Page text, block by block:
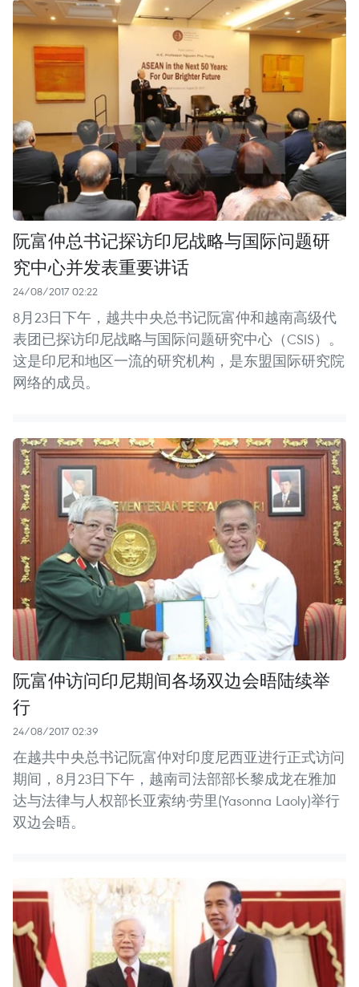
阮富仲总书记探访印尼战略与国际问题研
究中心并发表重要讲话
24/08/2017 02:22
8月23日下午，越共中央总书记阮富仲和越南高级代
表团已探访印尼战略与国际问题研究中心（CSIS）。
这是印尼和地区一流的研究机构，是东盟国际研究院
网络的成员。
阮富仲访问印尼期间各场双边会晤陆续举
行
24/08/2017 02:39
在越共中央总书记阮富仲对印度尼西亚进行正式访问
期间，8月23日下午，越南司法部部长黎成龙在雅加
达与法律与人权部长亚索纳·劳里(Yasonna Laoly)举行
双边会晤。 ​